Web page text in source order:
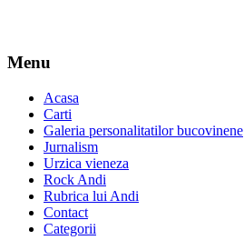
Menu
Acasa
Carti
Galeria personalitatilor bucovinene
Jurnalism
Urzica vieneza
Rock Andi
Rubrica lui Andi
Contact
Categorii